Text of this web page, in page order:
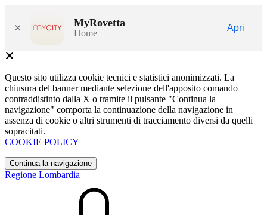
× MyRovetta
Home
Apri
Questo sito utilizza cookie tecnici e statistici anonimizzati. La
chiusura del banner mediante selezione dell'apposito comando
contraddistinto dalla X o tramite il pulsante "Continua la
navigazione" comporta la continuazione della navigazione in
assenza di cookie o altri strumenti di tracciamento diversi da quelli
sopracitati.
COOKIE POLICY
Continua la navigazione
Regione Lombardia